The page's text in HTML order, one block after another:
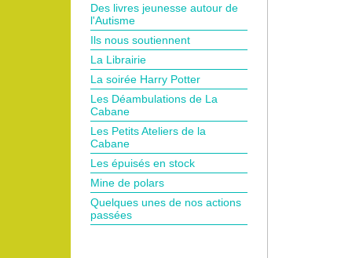
Des livres jeunesse autour de
l'Autisme
Ils nous soutiennent
La Librairie
La soirée Harry Potter
Les Déambulations de La
Cabane
Les Petits Ateliers de la
Cabane
Les épuisés en stock
Mine de polars
Quelques unes de nos actions
passées